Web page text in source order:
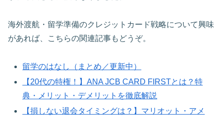
海外渡航・留学準備のクレジットカード戦略について興味
があれば、こちらの関連記事もどうぞ。
留学のはなし（まとめ／更新中）
【20代の特権！】ANA JCB CARD FIRSTとは？特
典・メリット・デメリットを徹底解説
【損しない退会タイミングは？】マリオット・アメ